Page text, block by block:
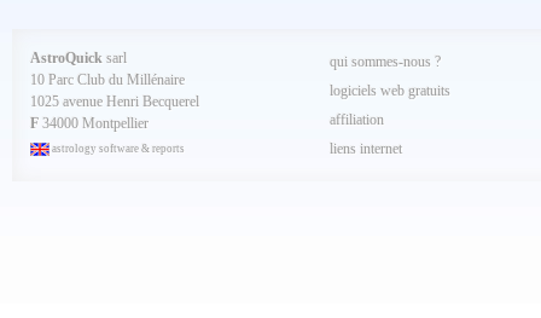
Avril 2024
Mars 2024
Février 2024
Janvier 2024
Décembre 2023
Novembre 2023
AstroQuick sarl
10 Parc Club du Millénaire
1025 avenue Henri Becquerel
F 34000 Montpellier
astrology software & reports
qui sommes-nous ?
logiciels web gratuits
affiliation
liens internet